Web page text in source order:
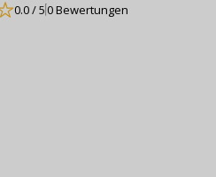
0.0/ 50 Bewertungen